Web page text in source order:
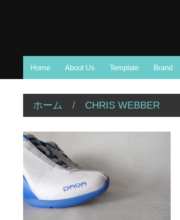
Home About Us Template Brand
ホーム / CHRIS WEBBER